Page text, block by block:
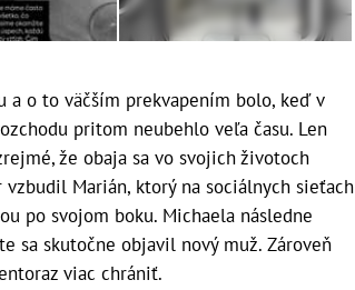
o to väčším prekvapením bolo, keď v
pritom neubehlo veľa času. Len
že obaja sa vo svojich životoch
Marián, ktorý na sociálnych sieťach
po svojom boku. Michaela následne
sa skutočne objavil nový muž. Zároveň
viac chrániť.